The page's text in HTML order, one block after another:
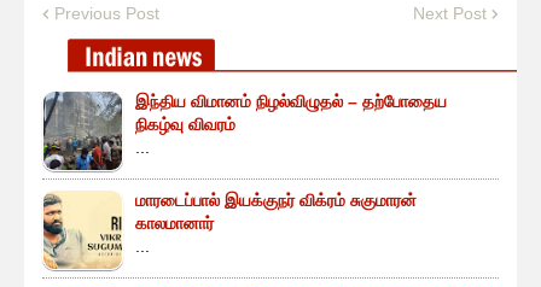
Previous Post Next Post
இந்திய விமானம் நிழல்விழுதல் – தற்போதைய
நிகழ்வு விவரம்
மாரடைப்பால் இயக்குநர் விக்ரம் சுகுமாரன்
காலமானார்